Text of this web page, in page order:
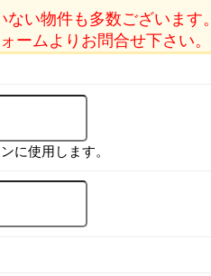
い物件も多数ございます。
ームよりお問合せ下さい。
に使用します。